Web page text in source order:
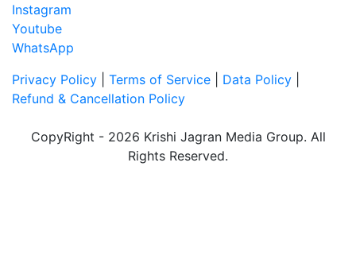
Instagram
Youtube
WhatsApp
Privacy Policy
Terms of Service Data Policy
Refund & Cancellation Policy
CopyRight - 2026 Krishi Jagran Media Group. All
Rights Reserved.